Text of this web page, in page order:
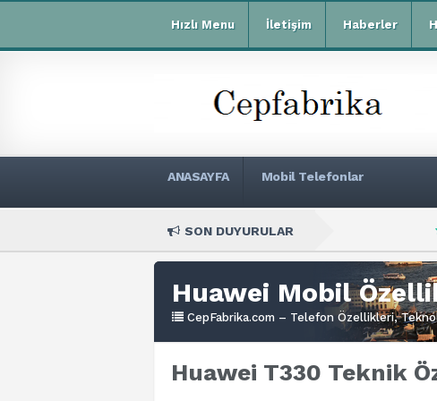
Hızlı Menu İletişim Haberler
ANASAYFA Mobil Telefonlar
SON DUYURULAR Xiaomi Redmi
Huawei Mobil
CepFabrika.com – Telefon Özellikleri,
Huawei T330 Teknik